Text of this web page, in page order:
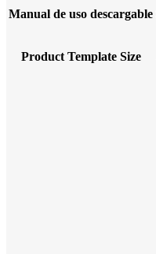
Manual de uso descargable
Product Template Size